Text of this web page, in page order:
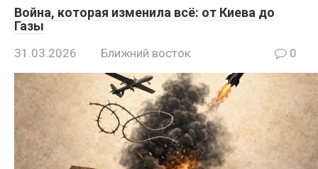
Война, которая изменила всё: от Киева до
Газы
31.03.2026 Ближний восток 0